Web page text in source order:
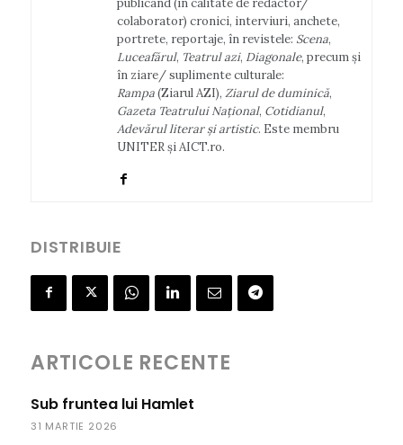
colaborator) cronici, interviuri, anchete,
portrete, reportaje, în revistele: Scena,
Luceafărul, Teatrul azi, Diagonale, precum și
în ziare/ suplimente culturale:
Rampa(Ziarul AZI), Ziarul de duminică,
Gazeta Teatrului Național, Cotidianul,
Adevărul literar şi artistic. Este membru
UNITER și AICT.ro.
DISTRIBUIE
ARTICOLE RECENTE
Sub fruntea lui Hamlet
31 MARTIE 2026